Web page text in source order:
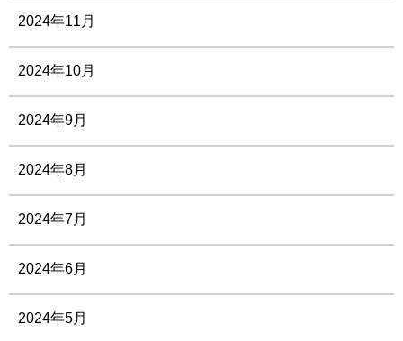
2024年11月
2024年10月
2024年9月
2024年8月
2024年7月
2024年6月
2024年5月